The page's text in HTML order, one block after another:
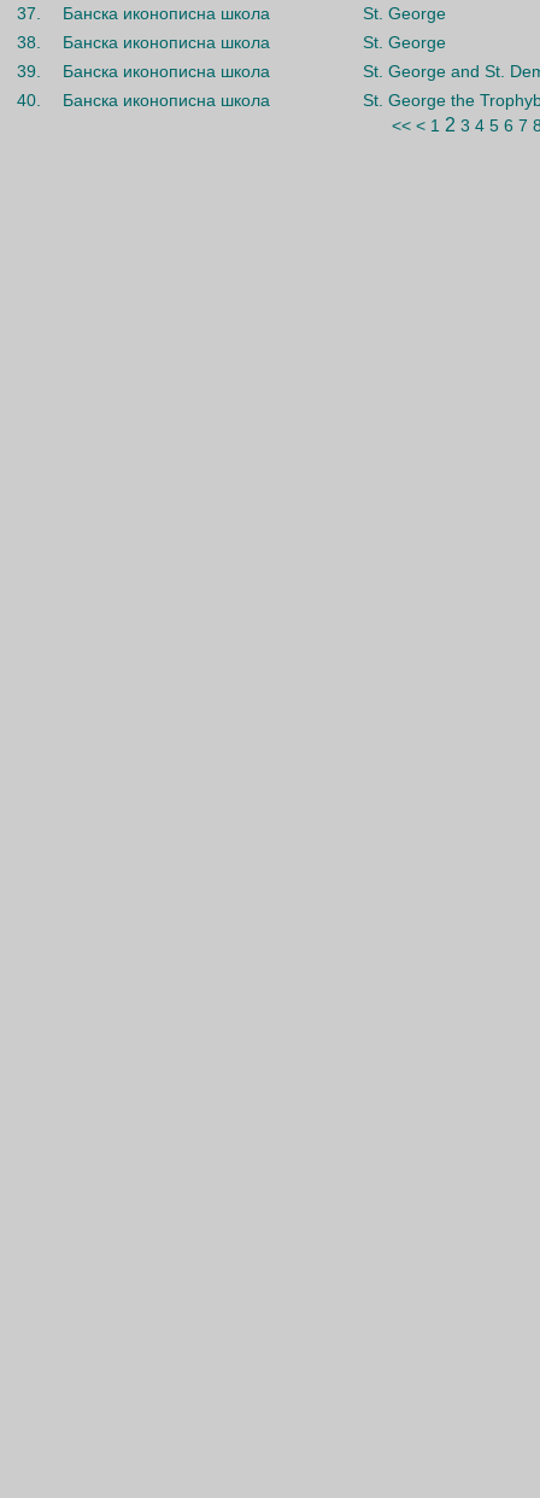
37.
Банска иконописна школа
St. George
38.
Банска иконописна школа
St. George
39.
Банска иконописна школа
St. George and St.
40.
Банска иконописна школа
St. George the
<< < 1 2 3 4 5 6 7